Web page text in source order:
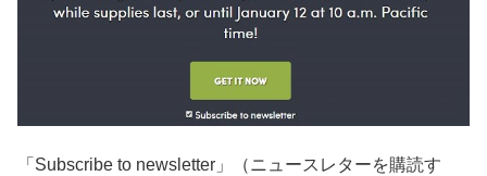
「Subscribe to newsletter」（ニュースレターを購読す